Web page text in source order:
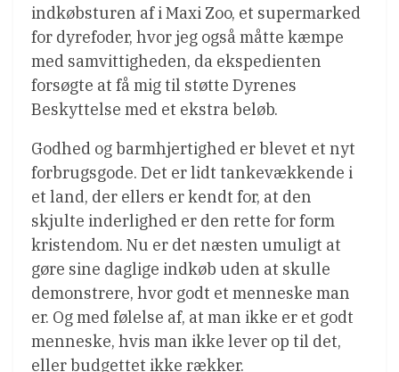
indkøbsturen af i Maxi Zoo, et supermarked
for dyrefoder, hvor jeg også måtte kæmpe
med samvittigheden, da ekspedienten
forsøgte at få mig til støtte Dyrenes
Beskyttelse med et ekstra beløb.
Godhed og barmhjertighed er blevet et nyt
forbrugsgode. Det er lidt tankevækkende i
et land, der ellers er kendt for, at den
skjulte inderlighed er den rette for form
kristendom. Nu er det næsten umuligt at
gøre sine daglige indkøb uden at skulle
demonstrere, hvor godt et menneske man
er. Og med følelse af, at man ikke er et godt
menneske, hvis man ikke lever op til det,
eller budgettet ikke rækker.